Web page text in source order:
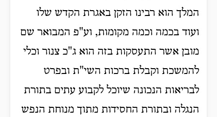
המלך הוא רבינו הזקן באגרת הקדש שלו
ועוד בכמה וכמה מקומות, וע"פ המבואר שם
מובן אשר התעסקות בזה הוא ג"כ צנור וכלי
להמשכת וקבלת ברכות השי"ת ובפרט
לבריאות הנכונה שיוכל לקבוע עתים בתורת
הנגלה ובתורת החסידות מתוך מנוחת הנפש